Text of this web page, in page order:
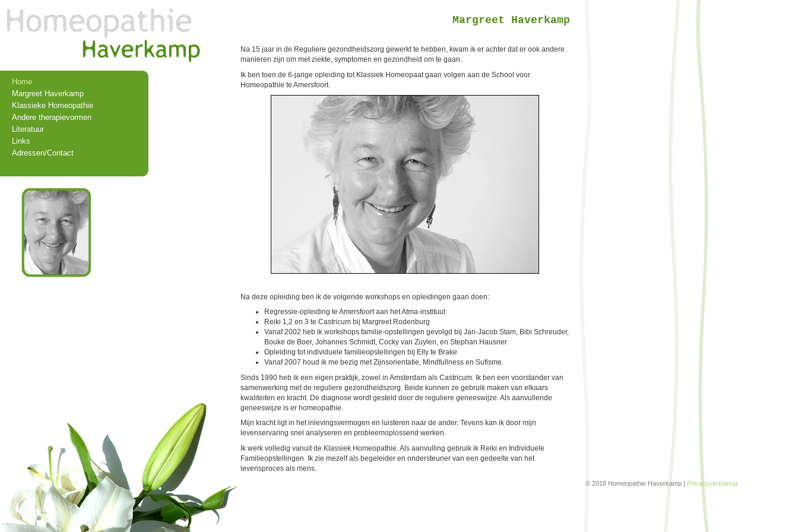
Home
Margreet Haverkamp
Klassieke Homeopathie
Andere therapievormen
Literatuur
Links
Adressen/Contact
Margreet Haverkamp
Na 15 jaar in de Reguliere gezondheidszorg gewerkt te hebben, kwam ik er achter dat er ook andere
manieren zijn om met ziekte, symptomen en gezondheid om te gaan.
Ik ben toen de 6-jarige opleiding tot Klassiek Homeopaat gaan volgen aan de School voor
Homeopathie te Amersfoort.
Na deze opleiding ben ik de volgende workshops en opleidingen gaan doen:
Regressie-opleiding te Amersfoort aan het Atma-instituut
Reiki 1,2 en 3 te Castricum bij Margreet Rodenburg
Vanaf 2002 heb ik workshops familie-opstellingen gevolgd bij Jan-Jacob Stam, Bibi Schreuder,
Bouke de Boer, Johannes Schmidt, Cocky van Zuylen, en Stephan Hausner.
Opleiding tot individuele familieopstellingen bij Elly te Brake
Vanaf 2007 houd ik me bezig met Zijnsorientatie, Mindfullness en Sufisme.
Sinds 1990 heb ik een eigen praktijk, zowel in Amsterdam als Castricum. Ik ben een voorstander van
samenwerking met de reguliere gezondheidszorg. Beide kunnen ze gebruik maken van elkaars
kwaliteiten en kracht. De diagnose wordt gesteld door de reguliere geneeswijze. Als aanvullende
geneeswijze is er homeopathie.
Mijn kracht ligt in het inlevingsvermogen en luisteren naar de ander. Tevens kan ik door mijn
levenservaring snel analyseren en probleemoplossend werken.
Ik werk volledig vanuit de Klassiek Homeopathie. Als aanvulling gebruik ik Reiki en Individuele
Familieopstellingen. Ik zie mezelf als begeleider en ondersteuner van een gedeelte van het
levensproces als mens.
© 2018 Homeopathie Haverkamp | Privacyverklaring